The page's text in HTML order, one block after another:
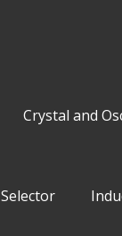
Crystal and
Selector